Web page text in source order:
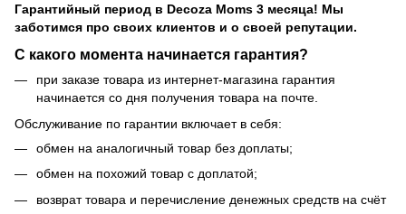
Гарантийный период в Decoza Moms 3 месяца! Мы
заботимся про своих клиентов и о своей репутации.
С какого момента начинается гарантия?
при заказе товара из интернет-магазина гарантия
начинается со дня получения товара на почте.
Обслуживание по гарантии включает в себя:
обмен на аналогичный товар без доплаты;
обмен на похожий товар с доплатой;
возврат товара и перечисление денежных средств на счёт